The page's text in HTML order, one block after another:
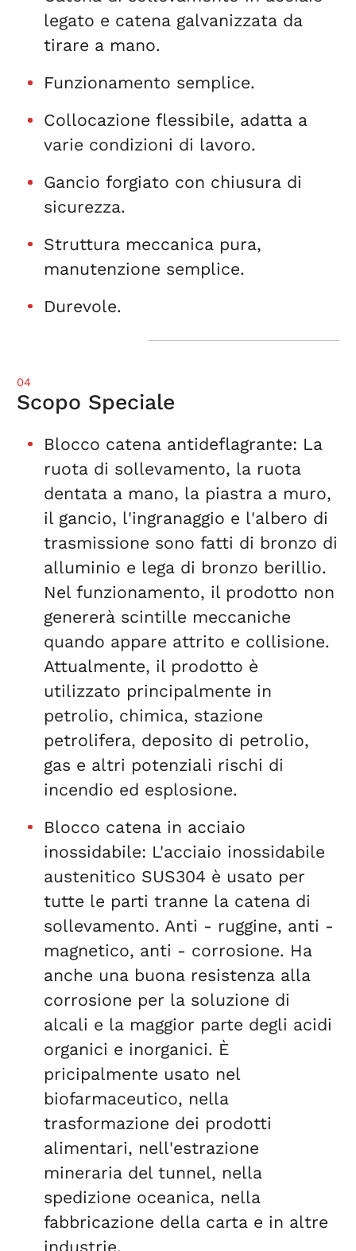
legato e catena galvanizzata da
tirare a mano.
Funzionamento semplice.
Collocazione flessibile, adatta a
varie condizioni di lavoro.
Gancio forgiato con chiusura di
sicurezza.
Struttura meccanica pura,
manutenzione semplice.
Durevole.
04
Scopo Speciale
Blocco catena antideflagrante: La
ruota di sollevamento, la ruota
dentata a mano, la piastra a muro,
il gancio, l'ingranaggio e l'albero di
trasmissione sono fatti di bronzo di
alluminio e lega di bronzo berillio.
Nel funzionamento, il prodotto non
genererà scintille meccaniche
quando appare attrito e collisione.
Attualmente, il prodotto è
utilizzato principalmente in
petrolio, chimica, stazione
petrolifera, deposito di petrolio,
gas e altri potenziali rischi di
incendio ed esplosione.
Blocco catena in acciaio
inossidabile: L'acciaio inossidabile
austenitico SUS304 è usato per
tutte le parti tranne la catena di
sollevamento. Anti - ruggine, anti -
magnetico, anti - corrosione. Ha
anche una buona resistenza alla
corrosione per la soluzione di
alcali e la maggior parte degli acidi
organici e inorganici. È
pricipalmente usato nel
biofarmaceutico, nella
trasformazione dei prodotti
alimentari, nell'estrazione
mineraria del tunnel, nella
spedizione oceanica, nella
fabbricazione della carta e in altre
industrie.